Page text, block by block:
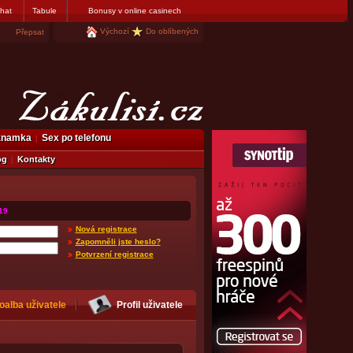
Tabule Bonusy v online casinech
Přepsat Výchozí Do oblíbených
Sex po telefonu
Kontakty
Nová registrace
Zapomněli jste heslo?
Potvrzení registrace
uživatele Profil uživatele